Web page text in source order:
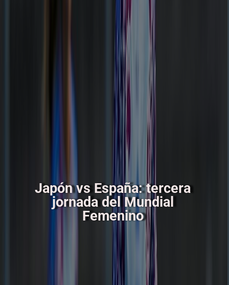
Japón vs España: tercera
jornada del Mundial
Femenino